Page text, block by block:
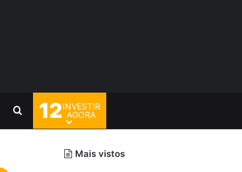
Procurar por
12INVESTIR
AGORA
Mais vistos